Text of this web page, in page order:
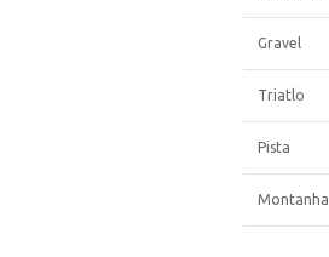
Gravel
Triatlo
Pista
Montanha